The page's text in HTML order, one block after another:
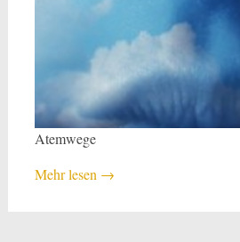
Atemwege
Mehr lesen →